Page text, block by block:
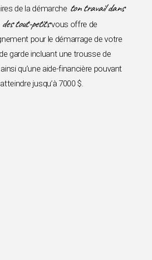
de la démarche ton travail dans
tout-petitsvous offre de
pour le démarrage de votre
garde incluant une trousse de
qu’une aide-financière pouvant
atteindre jusqu’à 7000 $.